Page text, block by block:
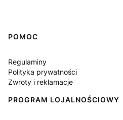
Linki w stopce
POMOC
Regulaminy
Polityka prywatności
Zwroty i reklamacje
PROGRAM LOJALNOŚCIOWY